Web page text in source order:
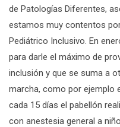
de Patologías Diferentes,
estamos muy contentos
Pediátrico Inclusivo. En
para darle el máximo de
inclusión y que se suma a
marcha, como por ejemplo
cada 15 días el pabellón
con anestesia general a